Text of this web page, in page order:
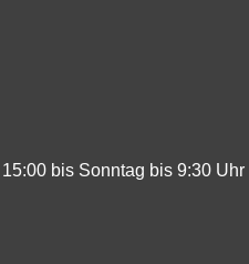
bis Sonntag bis 9:30